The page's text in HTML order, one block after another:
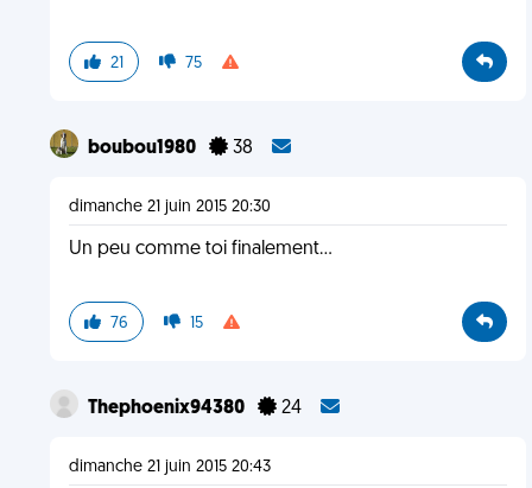
21 75
boubou1980 38
dimanche 21 juin 2015 20:30
Un peu comme toi finalement...
76 15
Thephoenix94380 24
dimanche 21 juin 2015 20:43